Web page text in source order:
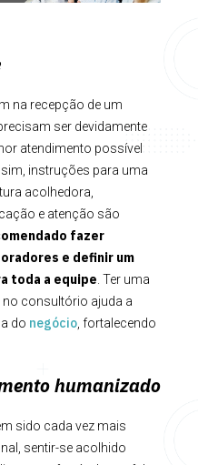
na recepção de um
ser devidamente
atendimento possível
instruções para uma
acolhedora,
e atenção são
fazer
e definir um
toda a equipe . Ter uma
consultório ajuda a
do negócio, fortalecendo
humanizado
sido cada vez mais
sentir-se acolhido